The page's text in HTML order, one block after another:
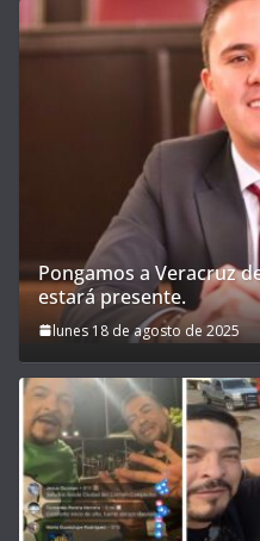
Pongamos a Veracruz
estará presente.
lunes 18 de agosto de 2025